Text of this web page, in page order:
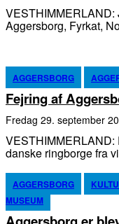
VESTHIMMERLAND:
Aggersborg, Fyrkat,
AGGERSBORG
Fejring af
fredag 29. september
VESTHIMMERLAND:
danske ringborge fra
AGGERSBORG
MUSEUM